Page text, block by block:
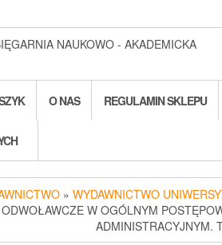
NAUKOWO - AKADEMICKA
O NAS REGULAMIN SKLEPU
» WYDAWNICTWO
W OGÓLNYM
ADMINISTRACYJNYM.